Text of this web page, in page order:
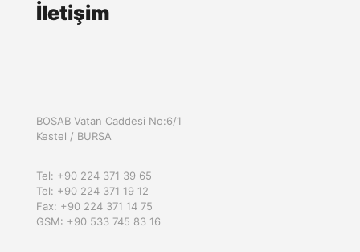
İletişim
BOSAB Vatan Caddesi No:6/1
Kestel / BURSA
Tel: +90 224 371 39 65
Tel: +90 224 371 19 12
Fax: +90 224 371 14 75
GSM: +90 533 745 83 16